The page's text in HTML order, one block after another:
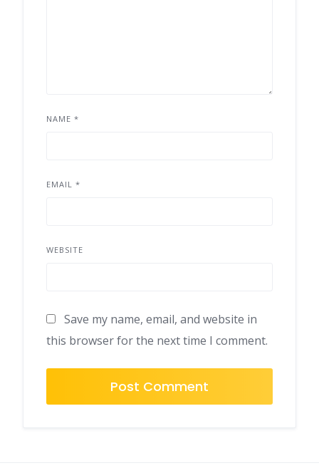
NAME *
EMAIL *
WEBSITE
Save my name, email, and website in
this browser for the next time I comment.